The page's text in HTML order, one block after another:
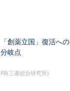
「創薬立国」復活への
分岐点
PR(三菱総合研究所)